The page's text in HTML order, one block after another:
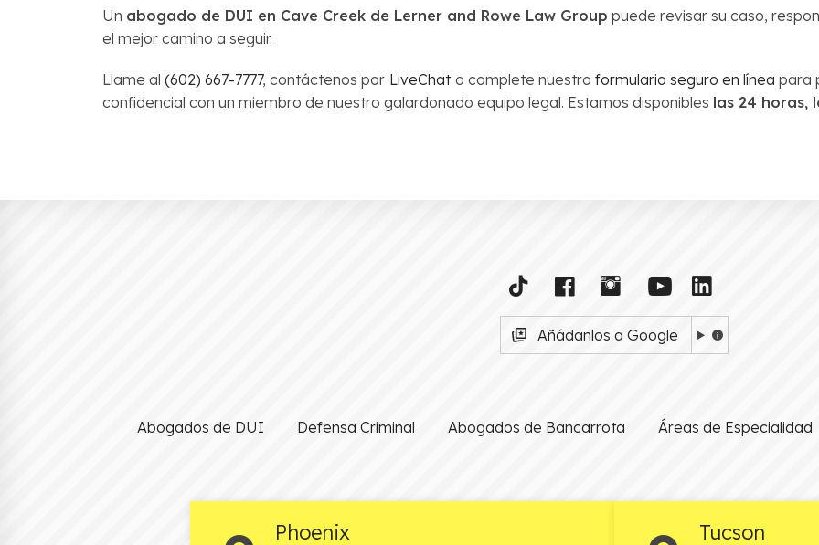
Un abogado de DUI en Cave Creek de Lerner and Rowe Law Group puede revisar su caso,
el mejor camino a seguir.
Llame al (602) 667-7777, contáctenos por LiveChat o complete nuestro formulario seguro en línea para
confidencial con un miembro de nuestro galardonado equipo legal. Estamos disponibles las 24 horas,
Añádanlos a Google
Abogados de DUI Defensa Criminal Abogados de Bancarrota Áreas de Especialidad
Phoenix Tucson